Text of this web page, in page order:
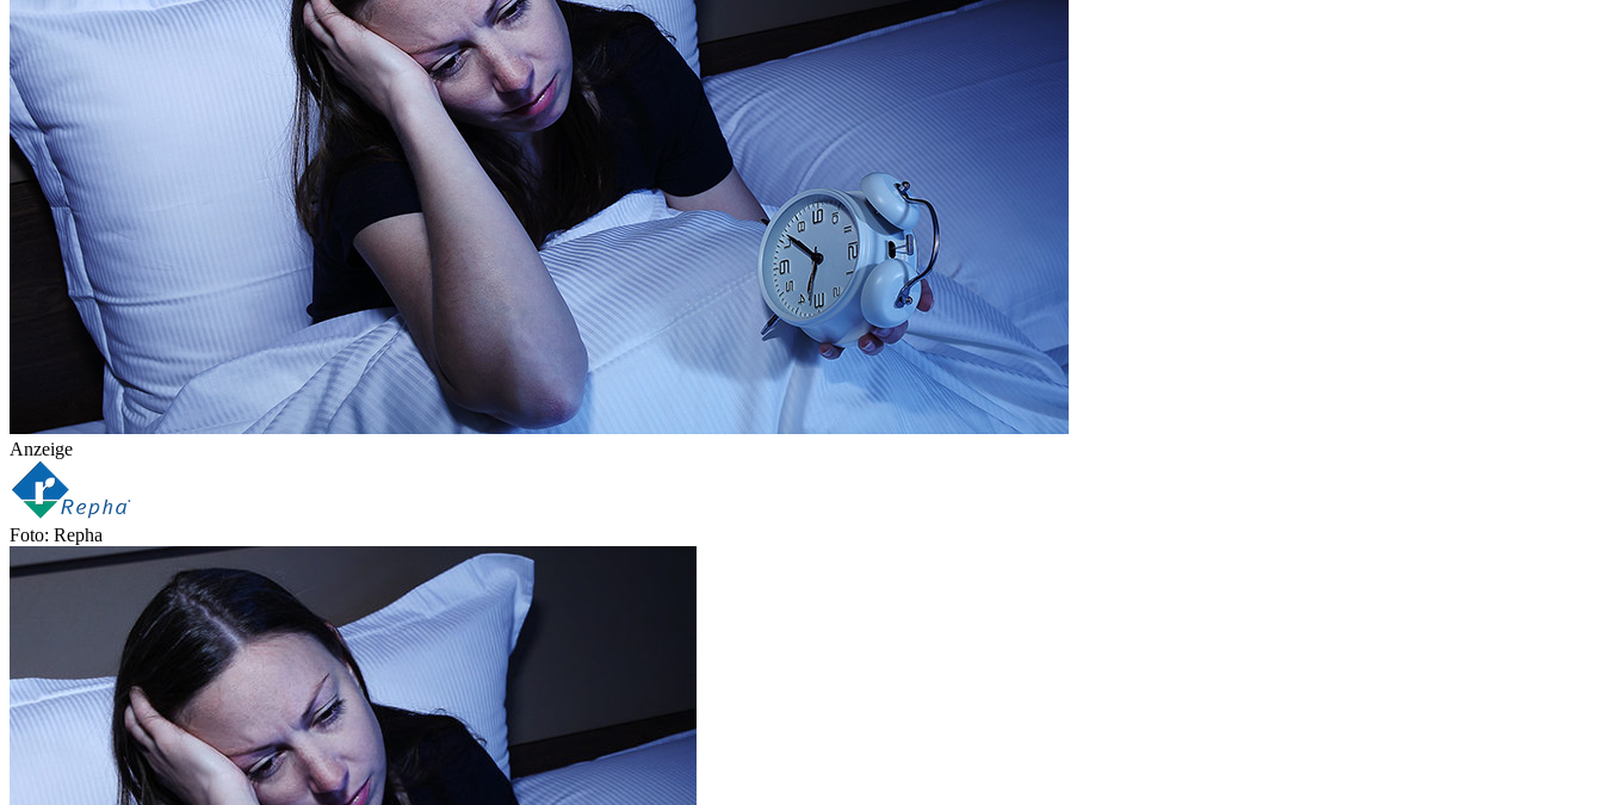
Anzeige
Foto: Repha